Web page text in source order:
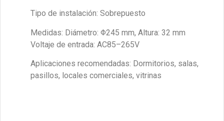
Tipo de instalación: Sobrepuesto
Medidas: Diámetro: Φ245 mm, Altura: 32 mm
Voltaje de entrada: AC85–265V
Aplicaciones recomendadas: Dormitorios, salas,
pasillos, locales comerciales, vitrinas